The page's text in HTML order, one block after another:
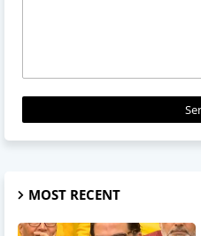
MOST RECENT